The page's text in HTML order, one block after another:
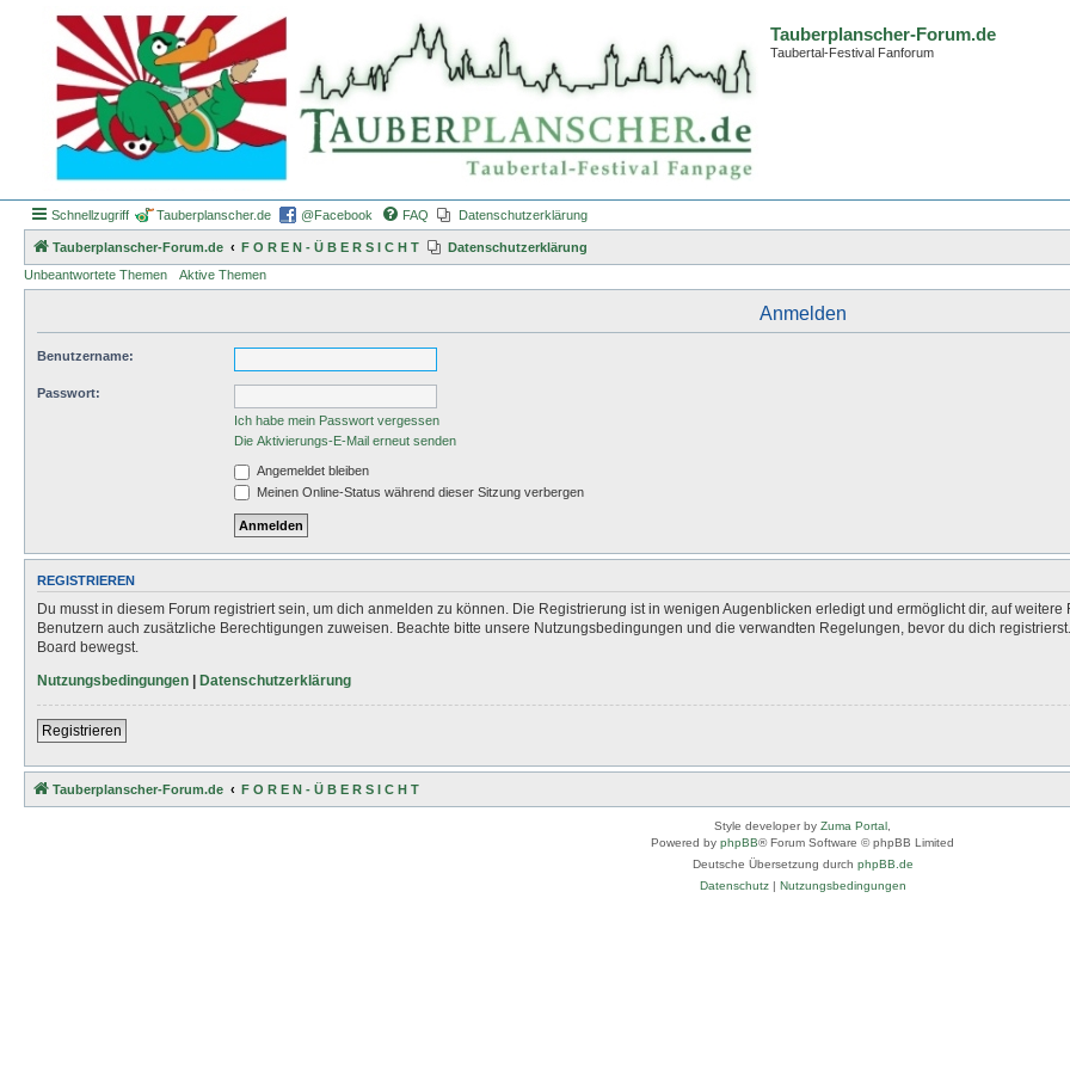
Tauberplanscher-Forum.de
Taubertal-Festival Fanforum
Schnellzugriff Tauberplanscher.de @Facebook FAQ Datenschutzerklärung
Tauberplanscher-Forum.de F O R E N - Ü B E R S I C H T
Datenschutzerklärung
Unbeantwortete Themen
Aktive Themen
Anmelden
Benutzername:
Passwort:
Ich habe mein Passwort vergessen
Die Aktivierungs-E-Mail erneut senden
Angemeldet bleiben
Meinen Online-Status während dieser Sitzung verbergen
REGISTRIEREN
Du musst in diesem Forum registriert sein, um dich anmelden zu können. Die Registrierung ist in wenigen Augenblicken erledigt und ermöglicht dir, auf
Benutzern auch zusätzliche Berechtigungen zuweisen. Beachte bitte unsere Nutzungsbedingungen und die verwandten Regelungen, bevor du dich
Board bewegst.
Nutzungsbedingungen | Datenschutzerklärung
Registrieren
Tauberplanscher-Forum.de F O R E N - Ü B E R S I C H T
Style developer by Zuma Portal
Powered by phpBB® Forum Software © phpBB Limited
Deutsche Übersetzung durch phpBB.de
Datenschutz| Nutzungsbedingungen